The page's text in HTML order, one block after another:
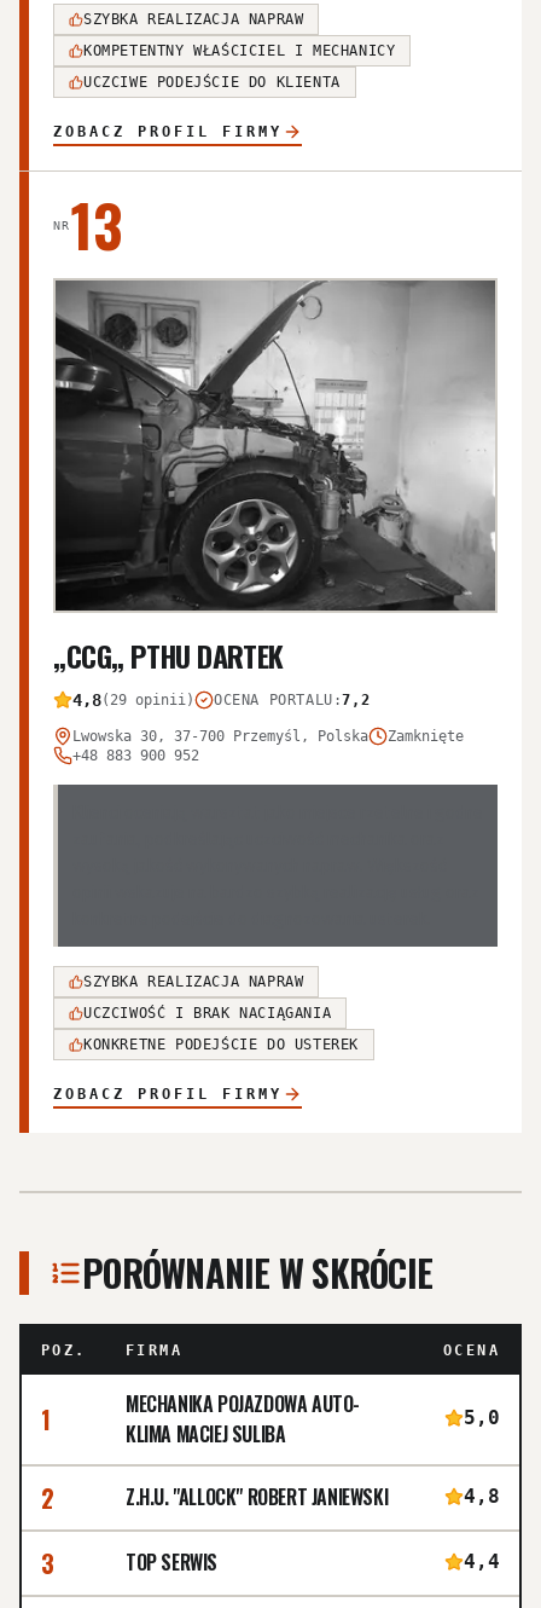
SZYBKA REALIZACJA NAPRAW
KOMPETENTNY WŁAŚCICIEL I MECHANICY
UCZCIWE PODEJŚCIE DO KLIENTA
ZOBACZ PROFIL FIRMY
NR13
,,CCG,, PTHU DARTEK
4,8(29 opinii) OCENA PORTALU :7,2
Lwowska 30, 37-700 Przemyśl, Polska
Zamknięte
+48 883 900 952
SZYBKA REALIZACJA NAPRAW
UCZCIWOŚĆ I BRAK NACIĄGANIA
KONKRETNE PODEJŚCIE DO USTEREK
ZOBACZ PROFIL FIRMY
PORÓWNANIE W SKRÓCIE
POZ. FIRMA OCENA
1
MECHANIKA POJAZDOWA AUTO-
KLIMA MACIEJ SULIBA
5,0
2 Z.H.U. "ALLOCK" ROBERT JANIEWSKI 4,8
3 TOP SERWIS 4,4